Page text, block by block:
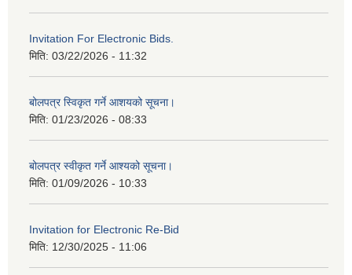
Invitation For Electronic Bids.
मिति: 03/22/2026 - 11:32
बोलपत्र स्विकृत गर्ने आशयको सूचना।
मिति: 01/23/2026 - 08:33
बोलपत्र स्वीकृत गर्ने आश्यको सूचना।
मिति: 01/09/2026 - 10:33
Invitation for Electronic Re-Bid
मिति: 12/30/2025 - 11:06